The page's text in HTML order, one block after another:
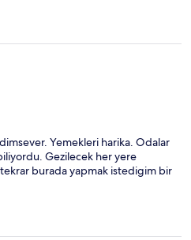
Yemekleri harika. Odalar
Gezilecek her yere
burada yapmak istedigim bir